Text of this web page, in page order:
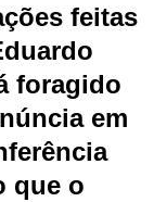
feitas
foragido
em
que o